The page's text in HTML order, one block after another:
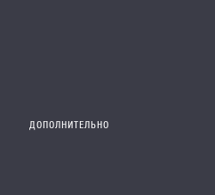
ДОПОЛНИТЕЛЬНО